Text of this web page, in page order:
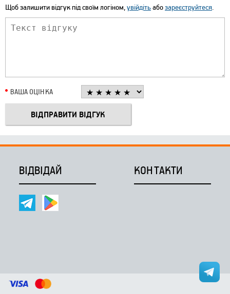
Щоб залишити відгук під своїм логіном, увійдітьабозареєструйтеся
ВАША ОЦІНКА
ВІДВІДАЙ КОНТАКТИ